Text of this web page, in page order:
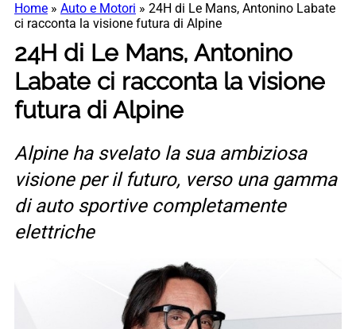
Home » Auto e Motori » 24H di Le Mans, Antonino Labate
ci racconta la visione futura di Alpine
24H di Le Mans, Antonino
Labate ci racconta la visione
futura di Alpine
Alpine ha svelato la sua ambiziosa
visione per il futuro, verso una gamma
di auto sportive completamente
elettriche